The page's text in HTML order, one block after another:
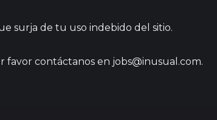
surja de tu uso indebido del sitio.
favor contáctanos en jobs@inusual.com.